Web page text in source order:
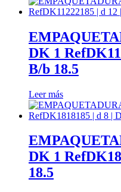
DK 1
B/b 18.5
Leer más
DK 1
18.5
ver contenido y
personalizados.
Así verás lo que
realmente te
interesa.